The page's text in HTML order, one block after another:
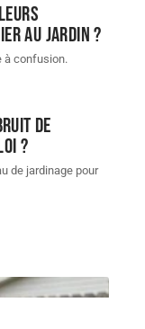
au jardin ?
à confusion.
de
?
de jardinage pour